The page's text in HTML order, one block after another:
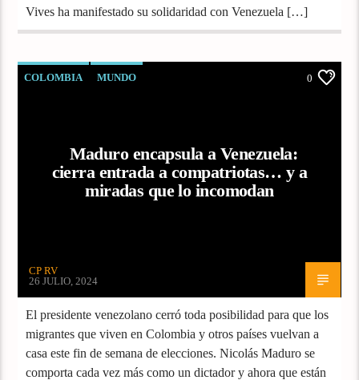
Vives ha manifestado su solidaridad con Venezuela […]
COLOMBIA MUNDO 0
Maduro encapsula a Venezuela:
cierra entrada a compatriotas… y a
miradas que lo incomodan
CP RV
26 JULIO, 2024
El presidente venezolano cerró toda posibilidad para que los
migrantes que viven en Colombia y otros países vuelvan a
casa este fin de semana de elecciones. Nicolás Maduro se
comporta cada vez más como un dictador y ahora que están